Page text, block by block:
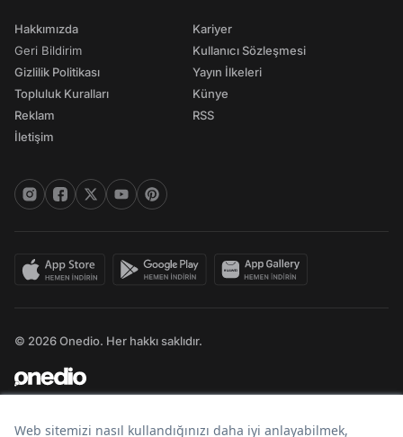
Hakkımızda
Geri Bildirim
Gizlilik Politikası
Topluluk Kuralları
Reklam
İletişim
Kariyer
Kullanıcı Sözleşmesi
Yayın İlkeleri
Künye
RSS
© 2026 Onedio. Her hakkı saklıdır.